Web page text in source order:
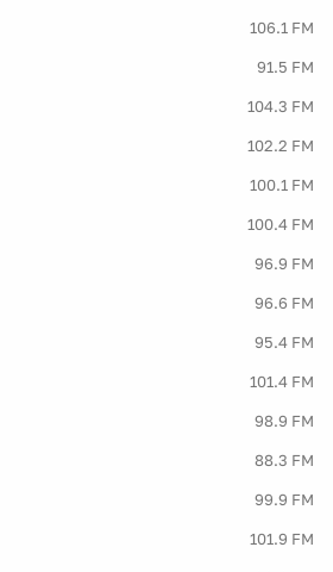
106.1 FM
91.5 FM
104.3 FM
102.2 FM
100.1 FM
100.4 FM
96.9 FM
96.6 FM
95.4 FM
101.4 FM
98.9 FM
88.3 FM
99.9 FM
101.9 FM